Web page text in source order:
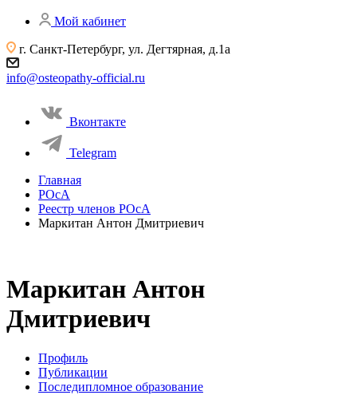
Мой кабинет
г. Санкт-Петербург, ул. Дегтярная, д.1а
info@osteopathy-official.ru
Вконтакте
Telegram
Главная
РОсА
Реестр членов РОсА
Маркитан Антон Дмитриевич
Маркитан Антон
Дмитриевич
Профиль
Публикации
Последипломное образование